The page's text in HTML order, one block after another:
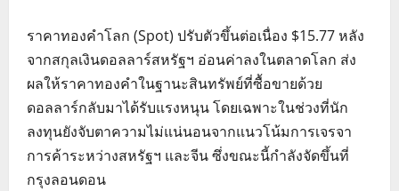
ราคาทองคำโลก (Spot) ปรับตัวขึ้นต่อเนื่อง $15.77 หลัง
จากสกุลเงินดอลลาร์สหรัฐฯ อ่อนค่าลงในตลาดโลก ส่ง
ผลให้ราคาทองคำในฐานะสินทรัพย์ที่ซื้อขายด้วย
ดอลลาร์กลับมาได้รับแรงหนุน โดยเฉพาะในช่วงที่นัก
ลงทุนยังจับตาความไม่แน่นอนจากแนวโน้มการเจรจา
การค้าระหว่างสหรัฐฯ และจีน ซึ่งขณะนี้กำลังจัดขึ้นที่
กรุงลอนดอน